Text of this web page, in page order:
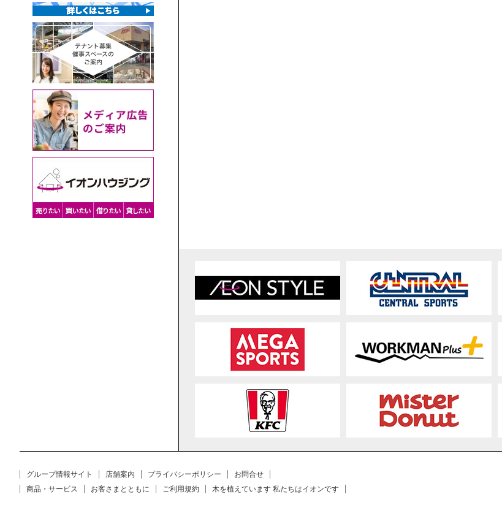
グループ情報サイト 店舗案内 プライバシーポリシー
お問合せ
商品・サービス
お客さまとともに ご利用規約 木を植えています 私たちはイオンです